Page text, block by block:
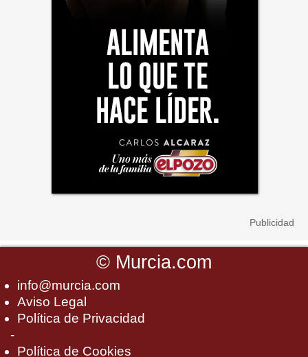
© Murcia.com
info@murcia.com
Aviso Legal
Política de Privacidad
-
Política de Cookies